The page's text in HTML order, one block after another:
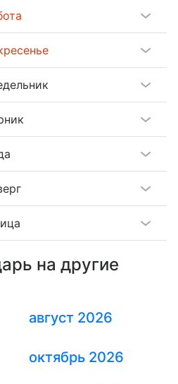
на другие
август 2026
октябрь 2026